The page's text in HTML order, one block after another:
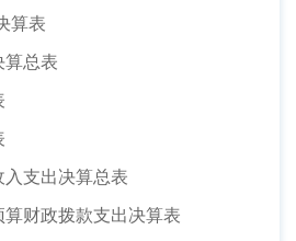
算表
总表
支出决算总表
财政拨款支出决算表